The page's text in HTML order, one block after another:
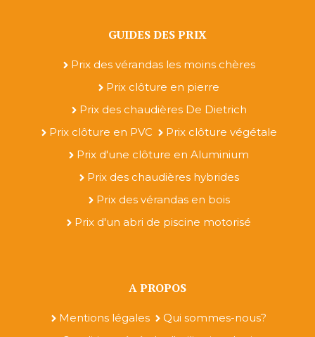
GUIDES DES PRIX
Prix des vérandas les moins chères
Prix clôture en pierre
Prix des chaudières De Dietrich
Prix clôture en PVC
Prix clôture végétale
Prix d'une clôture en Aluminium
Prix des chaudières hybrides
Prix des vérandas en bois
Prix d'un abri de piscine motorisé
A PROPOS
Mentions légales
Qui sommes-nous?